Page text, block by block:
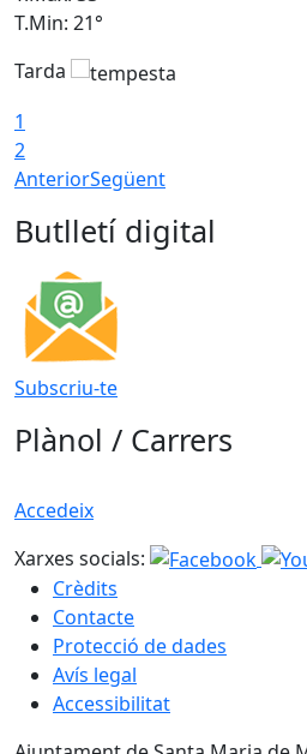
T.Min: 21°
Tarda
1
2
AnteriorSegüent
Butlletí digital
Subscriu-te
Plànol / Carrers
Accedeix
Xarxes socials:
Crèdits
Contacte
Protecció de dades
Avís legal
Accessibilitat